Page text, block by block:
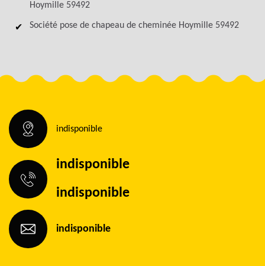
Hoymille 59492
Société pose de chapeau de cheminée Hoymille 59492
indisponible
indisponible
indisponible
indisponible